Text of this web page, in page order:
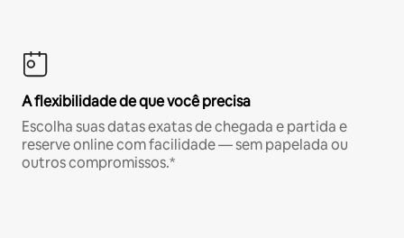
A flexibilidade de que você precisa
Escolha suas datas exatas de chegada e partida e
reserve online com facilidade — sem papelada ou
outros compromissos.*